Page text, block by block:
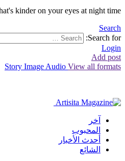
kinder on your eyes at night time.
Search
Search for:
Login
Add post
Story Image Audio View all formats
آخر
المحبوب
أحدث الأخبار
الشائع